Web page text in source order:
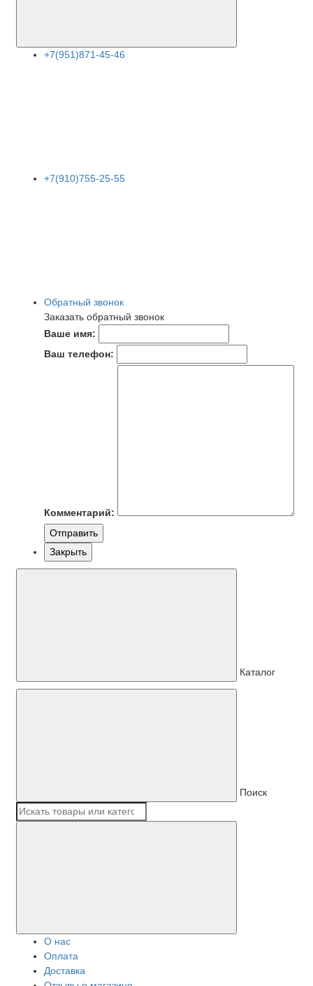
+7(951)871-45-46
+7(910)755-25-55
Обратный звонок
Заказать обратный звонок
Ваше имя:
Ваш телефон:
Комментарий:
Отправить
Закрыть
Каталог
Поиск
О нас
Оплата
Доставка